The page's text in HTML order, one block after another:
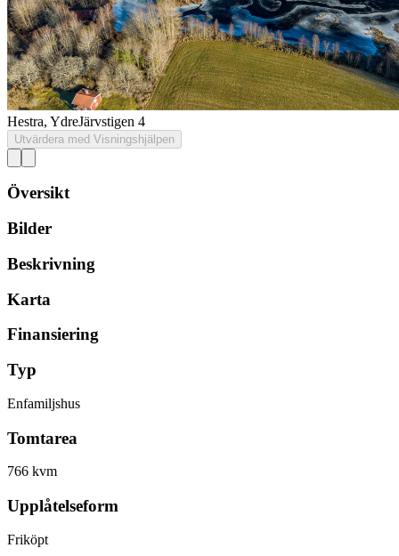
Hestra, YdreJärvstigen 4
Utvärdera med Visningshjälpen
Översikt
Bilder
Beskrivning
Karta
Finansiering
Typ
Enfamiljshus
Tomtarea
766 kvm
Upplåtelseform
Friköpt